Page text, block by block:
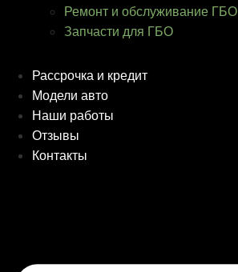
Ремонт и обслуживание ГБО
Запчасти для ГБО
Рассрочка и кредит
Модели авто
Наши работы
Отзывы
Контакты